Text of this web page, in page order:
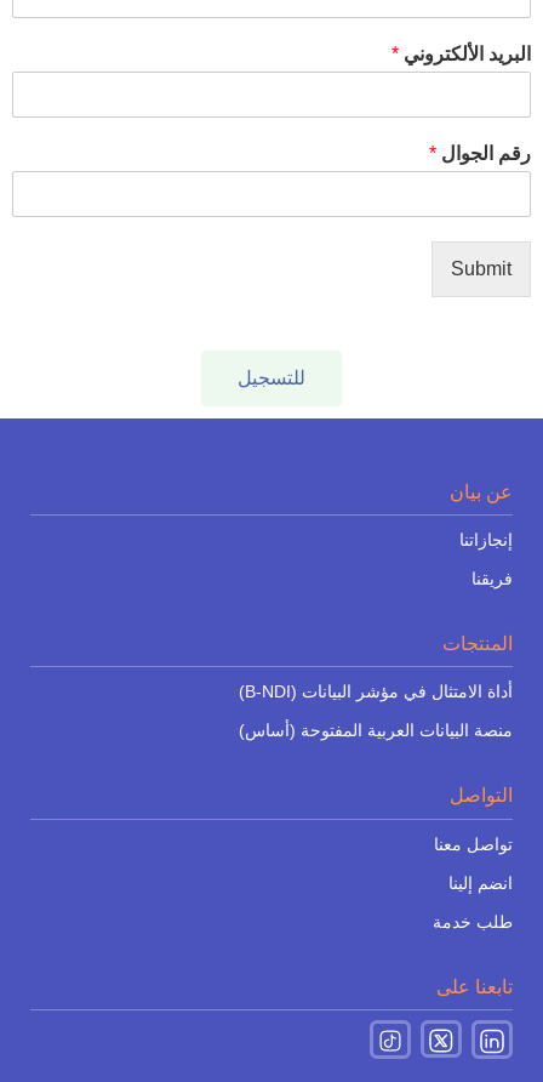
البريد الألكتروني *
رقم الجوال *
Submit
للتسجيل
عن بيان
إنجازاتنا
فريقنا
المنتجات
أداة الامتثال في مؤشر البيانات (B-NDI)
منصة البيانات العربية المفتوحة (أساس)
التواصل
تواصل معنا
انضم إلينا
طلب خدمة
تابعنا على